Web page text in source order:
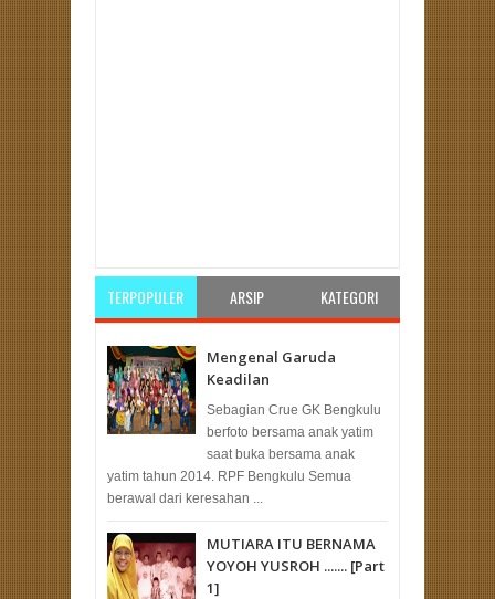
TERPOPULER ARSIP KATEGORI
Mengenal Garuda
Keadilan
Sebagian Crue GK Bengkulu
berfoto bersama anak yatim
saat buka bersama anak
yatim tahun 2014. RPF Bengkulu Semua
berawal dari keresahan ...
MUTIARA ITU BERNAMA
YOYOH YUSROH ....... [Part
1]